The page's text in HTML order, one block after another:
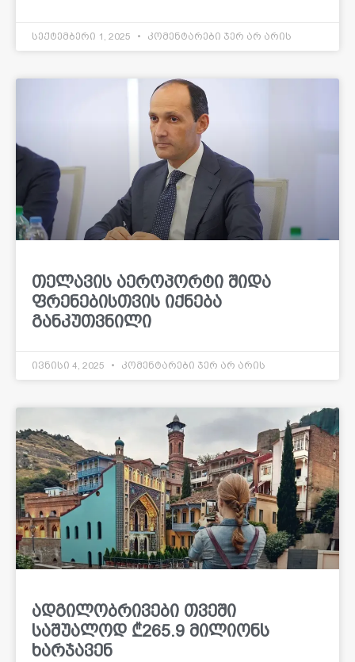
სექტემბერი 1, 2025 კომენტარები ჯერ არ არის
თელავის აეროპორტი შიდა
ფრენებისთვის იქნება
განკუთვნილი
ივნისი 4, 2025 კომენტარები ჯერ არ არის
ადგილობრივები თვეში
საშუალოდ ₾265.9 მილიონს
ხარჯავენ